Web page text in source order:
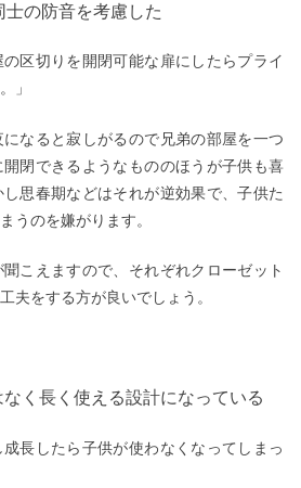
士の防音を考慮した
区切りを開閉可能な扉にしたらプライ
」
なると寂しがるので兄弟の部屋を一つ
閉できるようなもののほうが子供も喜
思春期などはそれが逆効果で、子供た
うのを嫌がります。
こえますので、それぞれクローゼット
夫をする方が良いでしょう。
なく長く使える設計になっている
長したら子供が使わなくなってしまっ